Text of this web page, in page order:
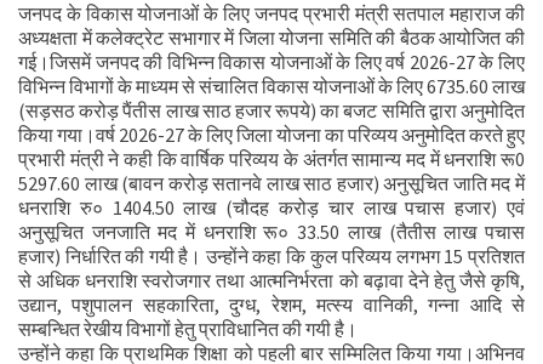
जनपद के विकास योजनाओं के लिए जनपद प्रभारी मंत्री सतपाल महाराज की
अध्यक्षता में कलेक्ट्रेट सभागार में जिला योजना समिति की बैठक आयोजित की
गई।जिसमें जनपद की विभिन्न विकास योजनाओं के लिए वर्ष 2026-27 के लिए
विभिन्न विभागों के माध्यम से संचालित विकास योजनाओं के लिए 6735.60 लाख
(सड़सठ करोड़ पैंतीस लाख साठ हजार रूपये) का बजट समिति द्वारा अनुमोदित
किया गया।वर्ष 2026-27 के लिए जिला योजना का परिव्यय अनुमोदित करते हुए
प्रभारी मंत्री ने कही कि वार्षिक परिव्यय के अंतर्गत सामान्य मद में धनराशि रू0
5297.60 लाख (बावन करोड़ सतानवे लाख साठ हजार) अनुसूचित जाति मद में
धनराशि रु० 1404.50 लाख (चौदह करोड़ चार लाख पचास हजार) एवं
अनुसूचित जनजाति मद में धनराशि रू० 33.50 लाख (तैतीस लाख पचास
हजार) निर्धारित की गयी है। उन्होंने कहा कि कुल परिव्यय लगभग 15 प्रतिशत
से अधिक धनराशि स्वरोजगार तथा आत्मनिर्भरता को बढ़ावा देने हेतु जैसे कृषि,
उद्यान, पशुपालन सहकारिता, दुग्ध, रेशम, मत्स्य वानिकी, गन्ना आदि से
सम्बन्धित रेखीय विभागों हेतु प्राविधानित की गयी है।
उन्होंने कहा कि प्राथमिक शिक्षा को पहली बार सम्मिलित किया गया।अभिनव